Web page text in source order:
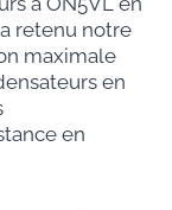
retenu notre
maximale
en
en